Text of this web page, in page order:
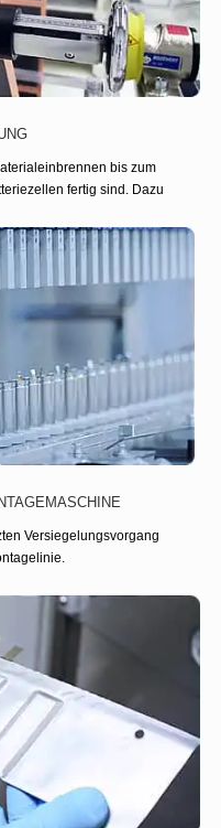
auf der
Der letzte
und die
um die fertige
ELEKTRODENVORBEREITUNG
bis zum
fertig sind. Dazu
die
und das Schweißen
ZYLINDRISCHE
Versiegelungsvorgang